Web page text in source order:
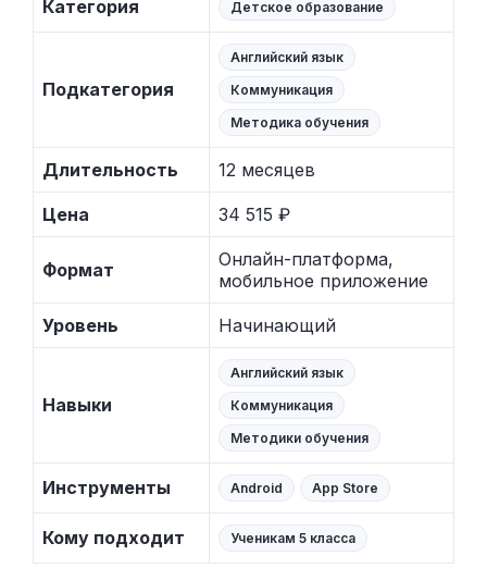
Категория Детское образование
Подкатегория
Английский язык
Коммуникация
Методика обучения
Длительность 12 месяцев
Цена 34 515 ₽
Формат
Онлайн-платформа,
мобильное приложение
Уровень Начинающий
Навыки
Английский язык
Коммуникация
Методики обучения
Инструменты Android App Store
Кому подходит Ученикам 5 класса